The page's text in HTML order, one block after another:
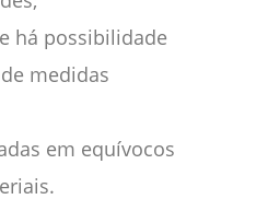
há possibilidade
medidas
em equívocos